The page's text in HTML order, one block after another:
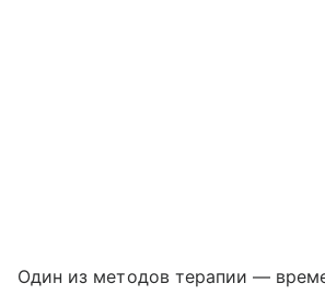
Один из методов терапии —